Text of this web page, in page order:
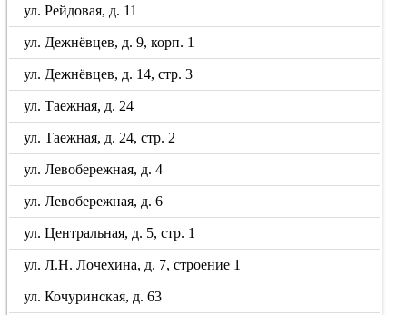
ул. Рейдовая, д. 11
ул. Дежнёвцев, д. 9, корп. 1
ул. Дежнёвцев, д. 14, стр. 3
ул. Таежная, д. 24
ул. Таежная, д. 24, стр. 2
ул. Левобережная, д. 4
ул. Левобережная, д. 6
ул. Центральная, д. 5, стр. 1
ул. Л.Н. Лочехина, д. 7, строение 1
ул. Кочуринская, д. 63